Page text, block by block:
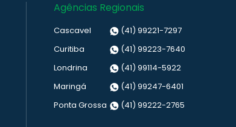
Agências Regionais
Cascavel
(41) 99221-7297
Curitiba
(41) 99223-7640
Londrina
(41) 99114-5922
Maringá
(41) 99247-6401
Ponta Grossa
(41) 99222-2765